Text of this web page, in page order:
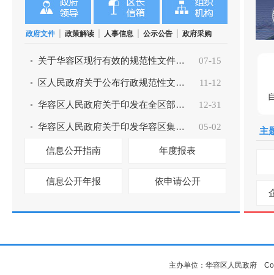
政府文件 | 政策解读 | 人事信息 | 公示公告 | 政府采购
关于华容区现行有效的规范性文件数量的情况说明 07-15
区人民政府关于公布行政规范性文件和一般工作文件清理... 11-12
华容区人民政府关于印发在全区部分区域禁止燃放烟花爆... 12-31
华容区人民政府关于印发华容区集体土地上房屋征收与补... 05-02
信息公开指南 年度报表
信息公开年报 依申请公开
主
主办单位：华容区人民政府